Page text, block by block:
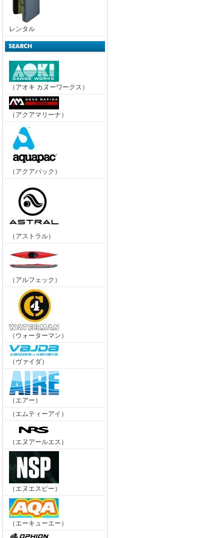
レンタル
（アオキ カヌーワークス）
（アクアマリーナ）
（アクアパック）
（アストラル）
（アルフェック）
（ウォーターマン）
（ヴァイダ）
（エアー）
（エムティーアイ）
（エヌアールエス）
（エヌエスピー）
（エーキューエー）